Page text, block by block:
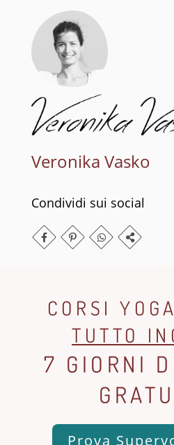
Veronika Vasko
Condividi sui social
CORSI
TUTTO
7 GIORNI
Prova